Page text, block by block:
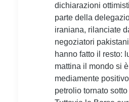
dichiarazioni
parte della
iraniana, rilanciate
negoziatori
hanno fatto il resto:
mattina il mondo si
mediamente
petrolio tornato